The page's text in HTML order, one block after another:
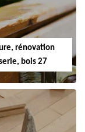
rénovation
bois 27